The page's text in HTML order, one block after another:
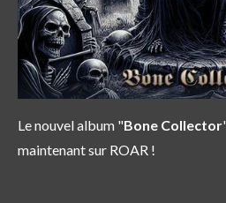
Le nouvel album "Bone Collector
maintenant sur ROAR !